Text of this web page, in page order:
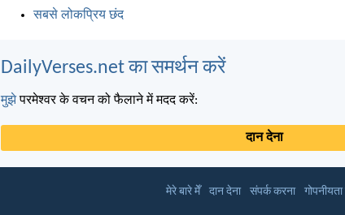
सबसे लोकप्रिय छंद
DailyVerses.net का समर्थन करें
मुझेपरमेश्वर के वचन को फैलाने में मदद करें:
दान देना
मेरे बारे मेँ दान देना संपर्क करना गोपनीयता